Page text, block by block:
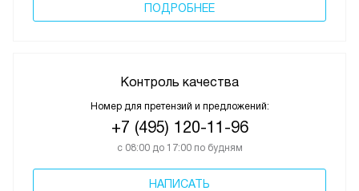
ПОДРОБНЕЕ
Контроль качества
Номер для претензий и предложений:
+7 (495) 120-11-96
с 08:00 до 17:00 по будням
НАПИСАТЬ